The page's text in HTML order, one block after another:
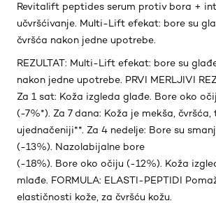
Revitalift peptides serum protiv bora +
učvršćivanje. Multi-Lift efekat: bore su
čvršća nakon jedne upotrebe.
REZULTAT: Multi-Lift efekat: bore su
nakon jedne upotrebe. PRVI MERLJIVI
Za 1 sat: Koža izgleda glađe. Bore oko
(-7%*). Za 7 dana: Koža je mekša, čvršća,
ujednačeniji**. Za 4 nedelje: Bore su
(-13%). Nazolabijalne bore
(-18%). Bore oko očiju (-12%). Koža
mlađe. FORMULA: ELASTI-PEPTIDI
elastičnosti kože, za čvršću kožu.